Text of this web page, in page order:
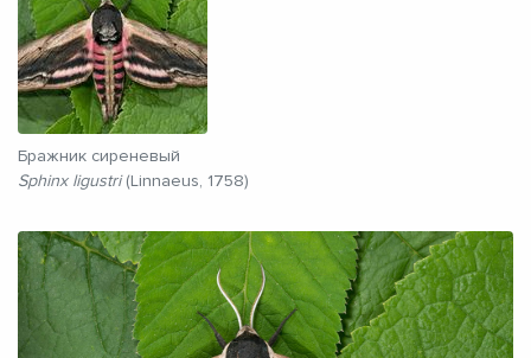
Бражник сиреневый
Sphinx ligustri(Linnaeus, 1758)